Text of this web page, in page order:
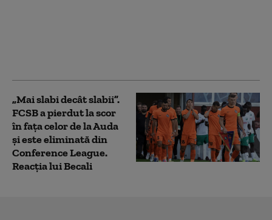
„Mai slabi decât slabii”.
FCSB a pierdut la scor
în fața celor de la Auda
și este eliminată din
Conference League.
Reacția lui Becali